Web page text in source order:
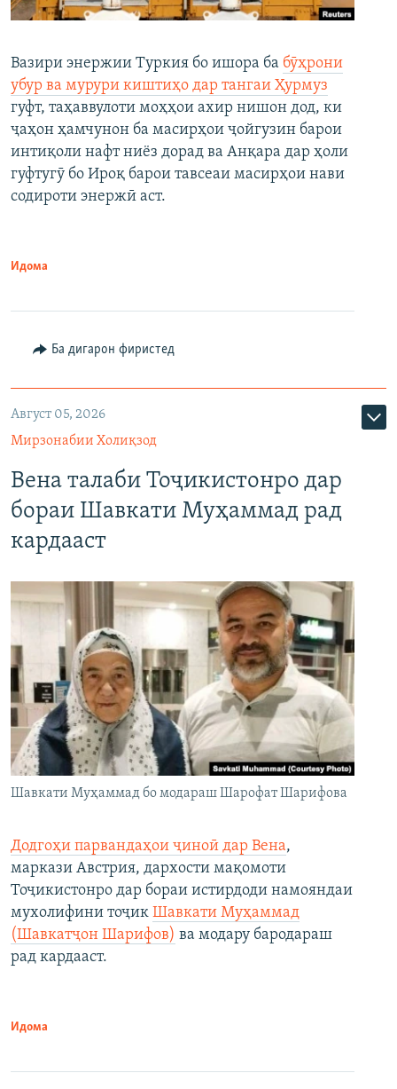
Вазири энержии Туркия бо ишора ба бӯҳрони
убур ва мурури киштиҳо дар тангаи Ҳурмуз
гуфт, таҳаввулоти моҳҳои ахир нишон дод, ки
ҷаҳон ҳамчунон ба масирҳои ҷойгузин барои
интиқоли нафт ниёз дорад ва Анқара дар ҳоли
гуфтугӯ бо Ироқ барои тавсеаи масирҳои нави
содироти энержӣ аст.
Идома
Ба дигарон фиристед
Август 05, 2026
Мирзонабии Холиқзод
Вена талаби Тоҷикистонро дар
бораи Шавкати Муҳаммад рад
кардааст
Шавкати Муҳаммад бо модараш Шарофат Шарифова
Додгоҳи парвандаҳои ҷиноӣ дар Вена,
маркази Австрия, дархости мақомоти
Тоҷикистонро дар бораи истирдоди намояндаи
мухолифини тоҷик Шавкати Муҳаммад
(Шавкатҷон Шарифов) ва модару бародараш
рад кардааст.
Идома